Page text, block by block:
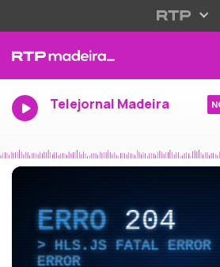
Telejornal Madeira
ERRO204
HLS.JS FATAL ERROR
ERROR